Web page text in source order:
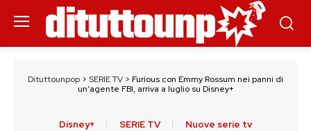
Dituttounpop > SERIE TV > Furious con Emmy Rossum nei panni di
un’agente FBI, arriva a luglio su Disney+
Disney+ SERIE TV Nuove serie tv